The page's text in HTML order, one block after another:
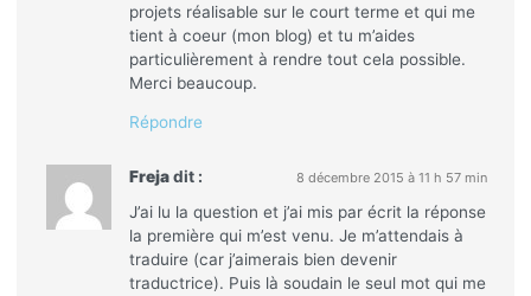
projets réalisable sur le court terme et qui me
tient à coeur (mon blog) et tu m’aides
particulièrement à rendre tout cela possible.
Merci beaucoup.
Répondre
Freja dit : 8 décembre 2015 à 11 h 57 min
J’ai lu la question et j’ai mis par écrit la réponse
la première qui m’est venu. Je m’attendais à
traduire (car j’aimerais bien devenir
traductrice). Puis là soudain le seul mot qui me